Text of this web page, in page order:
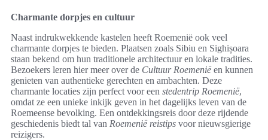
Charmante dorpjes en cultuur
Naast indrukwekkende kastelen heeft Roemenië ook veel
charmante dorpjes te bieden. Plaatsen zoals Sibiu en Sighișoara
staan bekend om hun traditionele architectuur en lokale tradities.
Bezoekers leren hier meer over de Cultuur Roemenië en kunnen
genieten van authentieke gerechten en ambachten. Deze
charmante locaties zijn perfect voor een stedentrip Roemenië,
omdat ze een unieke inkijk geven in het dagelijks leven van de
Roemeense bevolking. Een ontdekkingsreis door deze rijdende
geschiedenis biedt tal van Roemenië reistips voor nieuwsgierige
reizigers.